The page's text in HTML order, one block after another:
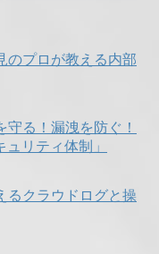
のプロが教える内部
守る！漏洩を防ぐ！
リティ体制」
るクラウドログと操